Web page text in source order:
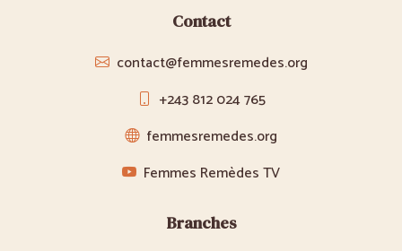
Contact
contact@femmesremedes.org
+243 812 024 765
femmesremedes.org
Femmes Remèdes TV
Branches